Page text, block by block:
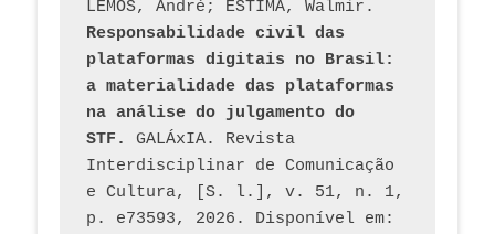
Responsabilidade civil das
plataformas digitais no Brasil:
a materialidade das plataformas
na análise do julgamento do
STF.
GALÁxIA. Revista
Interdisciplinar de Comunicação
e Cultura, [S. l.], v. 51, n. 1,
p. e73593, 2026. Disponível em: